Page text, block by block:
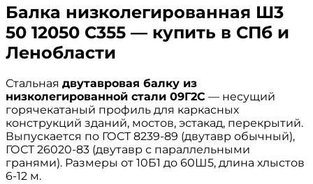
Балка низколегированная Ш3
50 12050 С355 — купить в СПб и
Ленобласти
Стальная двутавровая балку из
низколегированной стали 09Г2С — несущий
горячекатаный профиль для каркасных
конструкций зданий, мостов, эстакад, перекрытий.
Выпускается по ГОСТ 8239-89 (двутавр обычный),
ГОСТ 26020-83 (двутавр с параллельными
гранями). Размеры от 10Б1 до 60Ш5, длина хлыстов
6-12 м.